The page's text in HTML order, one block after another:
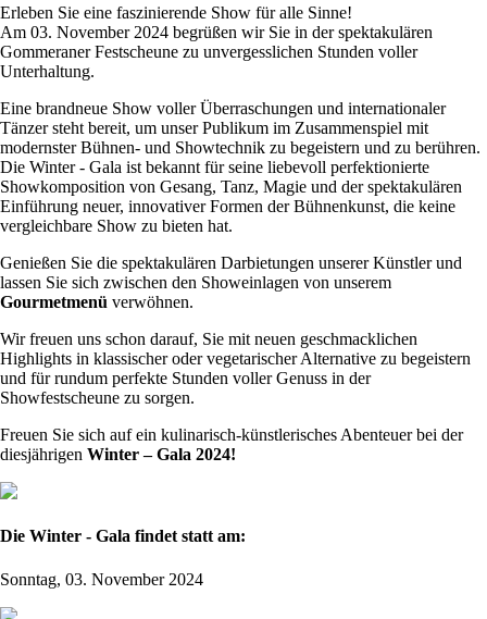
Erleben Sie eine faszinierende Show für alle Sinne!
Am 03. November 2024 begrüßen wir Sie in der spektakulären
Gommeraner Festscheune zu unvergesslichen Stunden voller
Unterhaltung.
Eine brandneue Show voller Überraschungen und internationaler
Tänzer steht bereit, um unser Publikum im Zusammenspiel mit
modernster Bühnen- und Showtechnik zu begeistern und zu berühren.
Die Winter - Gala ist bekannt für seine liebevoll perfektionierte
Showkomposition von Gesang, Tanz, Magie und der spektakulären
Einführung neuer, innovativer Formen der Bühnenkunst, die keine
vergleichbare Show zu bieten hat.
Genießen Sie die spektakulären Darbietungen unserer Künstler und
lassen Sie sich zwischen den Showeinlagen von unserem
Gourmetmenü verwöhnen.
Wir freuen uns schon darauf, Sie mit neuen geschmacklichen
Highlights in klassischer oder vegetarischer Alternative zu begeistern
und für rundum perfekte Stunden voller Genuss in der
Showfestscheune zu sorgen.
Freuen Sie sich auf ein kulinarisch-künstlerisches Abenteuer bei der
diesjährigen Winter – Gala 2024!
Die Winter - Gala findet statt am:
Sonntag, 03. November 2024